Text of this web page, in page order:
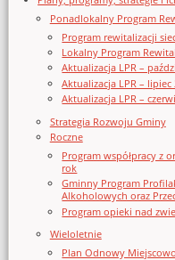
Ponadlokalny Program
Program rewitalizacji
Lokalny Program
Aktualizacja LPR –
Aktualizacja LPR – lipiec
Aktualizacja LPR –
Strategia Rozwoju Gminy
Roczne
Program współpracy z
rok
Gminny Program
Alkoholowych oraz
Program opieki nad
Wieloletnie
Plan Odnowy